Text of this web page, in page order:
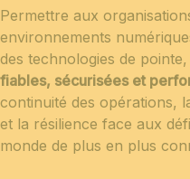
Permettre aux
environnements
des technologies de
fiables, sécurisées et
continuité des opérations,
et la résilience face aux
monde de plus en plus